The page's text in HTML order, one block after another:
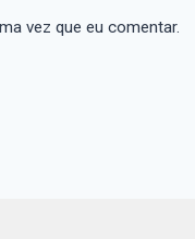
vez que eu comentar.